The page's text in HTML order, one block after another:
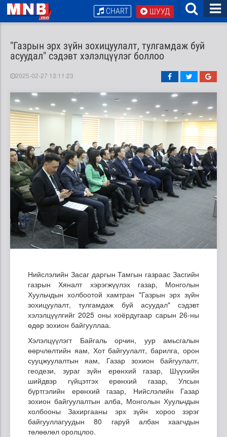
ШУУД
CHART
"Газрын эрх зүйн зохицуулалт, тулгамдаж буй
асуудал" сэдэвт хэлэлцүүлэг боллоо
2025-02-27 13:11:23
Нийслэлийн Засаг даргын Тамгын газраас Засгийн
газрын Хяналт хэрэгжүүлэх газар, Монголын
Хуульчдын холбоотой хамтран "Газрын эрх зүйн
зохицуулалт, тулгамдаж буй асуудал" сэдэвт
хэлэлцүүлгийг 2025 оны хоёрдугаар сарын 26-ны
өдөр зохион байгууллаа.
Хэлэлцүүлэгт Байгаль орчин, уур амьсгалын
өөрчлөлтийн яам, Хот байгуулалт, барилга, орон
сууцжуулалтын яам, Газар зохион байгуулалт,
геодези, зураг зүйн ерөнхий газар, Шүүхийн
шийдвэр гүйцэтгэх ерөнхий газар, Улсын
бүртгэлийн ерөнхий газар, Нийслэлийн Газар
зохион байгуулалтын алба, Монголын Хуульчдын
холбооны Захиргааны эрх зүйн хороо зэрэг
байгууллагуудын 80 гаруй албан хаагчдын
төлөөлөл оролцлоо.